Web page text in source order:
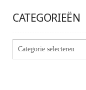
CATEGORIEËN